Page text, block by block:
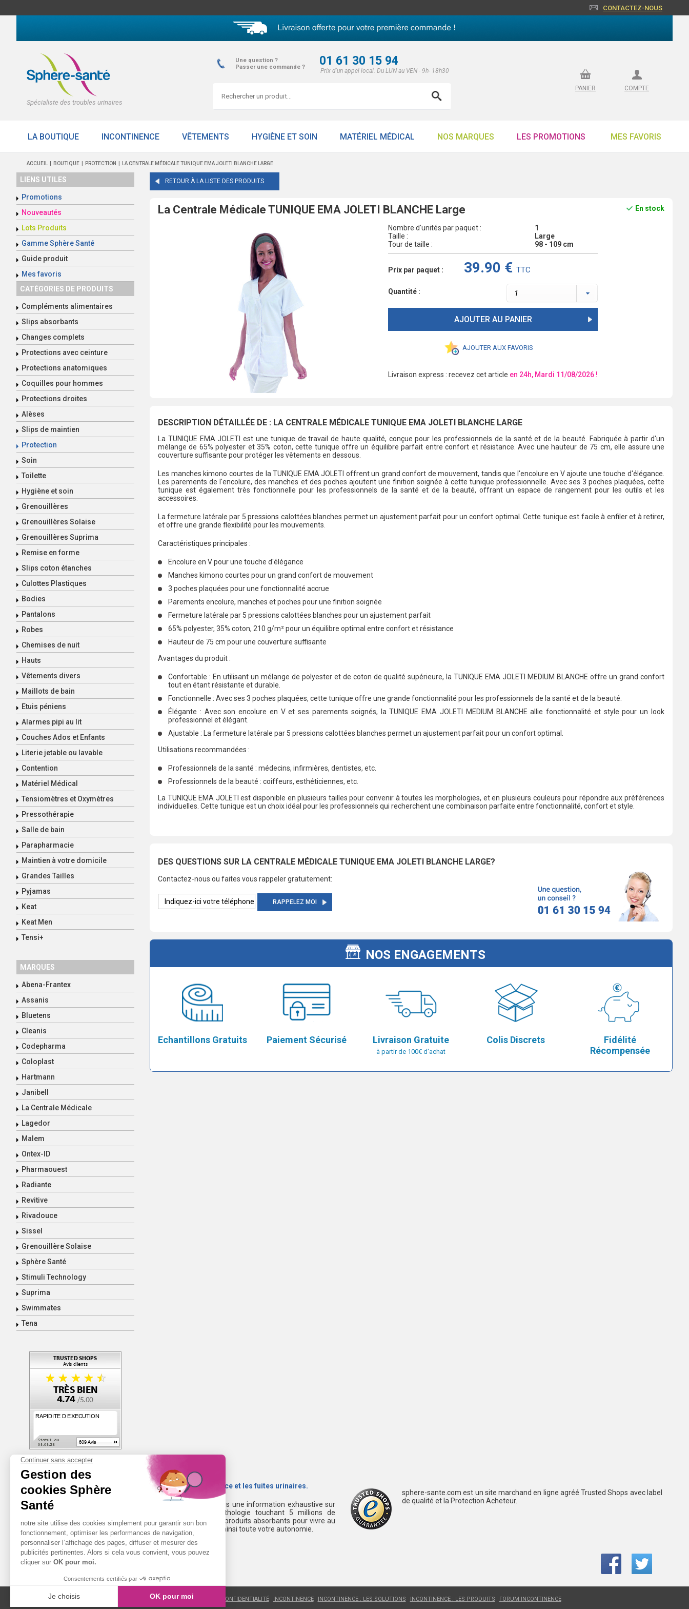
CONTACTEZ-NOUS
Spécialiste des troubles urinaires
Une question ?
Passer une commande ?
01 61 30 15 94
Prix d'un appel local. Du LUN au VEN - 9h- 18h30
PANIER COMPTE
LA BOUTIQUE INCONTINENCE VÊTEMENTS HYGIÈNE ET SOIN MATÉRIEL MÉDICAL NOS MARQUES LES PROMOTIONS MES FAVORIS
ACCUEIL BOUTIQUE PROTECTION LA CENTRALE MÉDICALE TUNIQUE EMA JOLETI BLANCHE LARGE
LIENS UTILES
Promotions
Nouveautés
Lots Produits
Gamme Sphère Santé
Guide produit
Mes favoris
CATÉGORIES DE PRODUITS
Compléments alimentaires
Slips absorbants
Changes complets
Protections avec ceinture
Protections anatomiques
Coquilles pour hommes
Protections droites
Alèses
Slips de maintien
Protection
Soin
Toilette
Hygiène et soin
Grenouillères
Grenouillères Solaise
Grenouillères Suprima
Remise en forme
Slips coton étanches
Culottes Plastiques
Bodies
Pantalons
Robes
Chemises de nuit
Hauts
Vêtements divers
Maillots de bain
Etuis péniens
Alarmes pipi au lit
Couches Ados et Enfants
Literie jetable ou lavable
Contention
Matériel Médical
Tensiomètres et Oxymètres
Pressothérapie
Salle de bain
Parapharmacie
Maintien à votre domicile
Grandes Tailles
Pyjamas
Keat
Keat Men
Tensi+
MARQUES
Abena-Frantex
Assanis
Bluetens
Cleanis
Codepharma
Coloplast
Hartmann
Janibell
La Centrale Médicale
Lagedor
Malem
Ontex-ID
Pharmaouest
Radiante
Revitive
Rivadouce
Sissel
Grenouillère Solaise
Sphère Santé
Stimuli Technology
Suprima
Swimmates
Tena
RETOUR À LA LISTE DES PRODUITS
En stock
La Centrale Médicale TUNIQUE EMA JOLETI BLANCHE Large
Nombre d'unités par paquet :
1
Taille :
Large
Tour de taille :
98 - 109 cm
Prix par paquet : 39.90 € TTC
Quantité :
AJOUTER AU PANIER
AJOUTER AUX FAVORIS
Livraison express : recevez cet article en 24h, Mardi 11/08/2026 !
DESCRIPTION DÉTAILLÉE DE : LA CENTRALE MÉDICALE TUNIQUE EMA JOLETI BLANCHE LARGE
La TUNIQUE EMA JOLETI est une tunique de travail de haute qualité, conçue pour les professionnels de la santé et de la beauté. Fabriquée à partir d'un
mélange de 65% polyester et 35% coton, cette tunique offre un équilibre parfait entre confort et résistance. Avec une hauteur de 75 cm, elle assure une
couverture suffisante pour protéger les vêtements en dessous.
Les manches kimono courtes de la TUNIQUE EMA JOLETI offrent un grand confort de mouvement, tandis que l'encolure en V ajoute une touche d'élégance.
Les parements de l'encolure, des manches et des poches ajoutent une finition soignée à cette tunique professionnelle. Avec ses 3 poches plaquées, cette
tunique est également très fonctionnelle pour les professionnels de la santé et de la beauté, offrant un espace de rangement pour les outils et les
accessoires.
La fermeture latérale par 5 pressions calottées blanches permet un ajustement parfait pour un confort optimal. Cette tunique est facile à enfiler et à retirer,
et offre une grande flexibilité pour les mouvements.
Caractéristiques principales :
Encolure en V pour une touche d'élégance
Manches kimono courtes pour un grand confort de mouvement
3 poches plaquées pour une fonctionnalité accrue
Parements encolure, manches et poches pour une finition soignée
Fermeture latérale par 5 pressions calottées blanches pour un ajustement parfait
65% polyester, 35% coton, 210 g/m² pour un équilibre optimal entre confort et résistance
Hauteur de 75 cm pour une couverture suffisante
Avantages du produit :
Confortable : En utilisant un mélange de polyester et de coton de qualité supérieure, la TUNIQUE EMA JOLETI MEDIUM BLANCHE offre un grand confort
tout en étant résistante et durable.
Fonctionnelle : Avec ses 3 poches plaquées, cette tunique offre une grande fonctionnalité pour les professionnels de la santé et de la beauté.
Élégante : Avec son encolure en V et ses parements soignés, la TUNIQUE EMA JOLETI MEDIUM BLANCHE allie fonctionnalité et style pour un look
professionnel et élégant.
Ajustable : La fermeture latérale par 5 pressions calottées blanches permet un ajustement parfait pour un confort optimal.
Utilisations recommandées :
Professionnels de la santé : médecins, infirmières, dentistes, etc.
Professionnels de la beauté : coiffeurs, esthéticiennes, etc.
La TUNIQUE EMA JOLETI est disponible en plusieurs tailles pour convenir à toutes les morphologies, et en plusieurs couleurs pour répondre aux préférences
individuelles. Cette tunique est un choix idéal pour les professionnels qui recherchent une combinaison parfaite entre fonctionnalité, confort et style.
DES QUESTIONS SUR LA CENTRALE MÉDICALE TUNIQUE EMA JOLETI BLANCHE LARGE?
Contactez-nous ou faites vous rappeler gratuitement:
RAPPELEZ MOI
NOS ENGAGEMENTS
Echantillons Gratuits Paiement Sécurisé Livraison Gratuite
à partir de 100€ d'achat
Colis Discrets
Fidélité
Récompensée
Sphère Santé est le site N°1 pour l'incontinence et les fuites urinaires.
Notre philosophie est de vous apporter à la fois une information exhaustive sur
les causes et les traitements de cette pathologie touchant 5 millions de
personnes en France, ainsi qu'une gamme de produits absorbants pour vivre au
quotidien avec les fuites urinaires et retrouver ainsi toute votre autonomie.
sphere-sante.com est un site marchand en ligne agréé Trusted Shops avec label
de qualité et la Protection Acheteur.
MENTIONS LÉGALES CONFIDENTIALITÉ INCONTINENCE INCONTINENCE : LES SOLUTIONS INCONTINENCE : LES PRODUITS FORUM INCONTINENCE